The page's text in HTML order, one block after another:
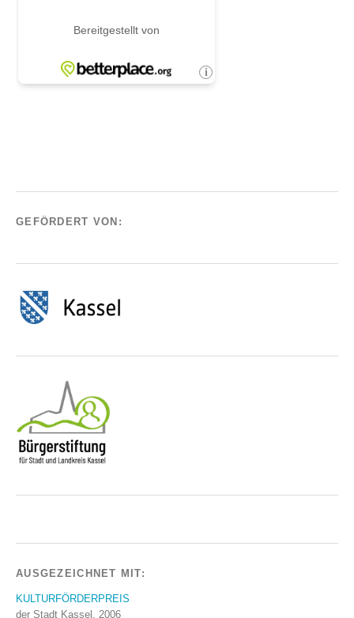
GEFÖRDERT VON:
AUSGEZEICHNET MIT:
KULTURFÖRDERPREIS
der Stadt Kassel, 2006